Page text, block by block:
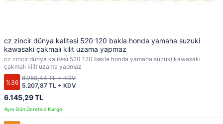
cz zincir dünya kalitesi 520 120 bakla honda yamaha suzuki
kawasaki çakmalı kilit uzama yapmaz
cz zincir dünya kalitesi 520 120 bakla honda yamaha suzuki kawasaki
çakmalı kilit uzama yapmaz
%36
6.145,29 TL
5.207,87 TL + KDV
8.250,44 TL + KDV